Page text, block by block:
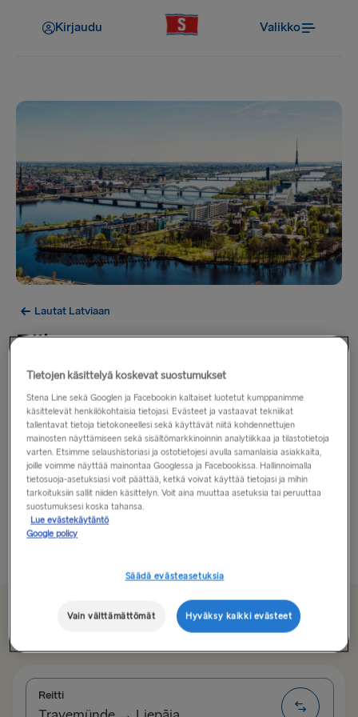
Kirjaudu Valikko
Lautat Latviaan
Riika
Riika on todella ainutlaatuinen paikka.
Puhuessaan Riiasta ihmiset eivät kuvaile sitä
pääkaupunkina vaan ”kruununjalokivenä”. Kaikki täällä
on omalla tasollaan: arkkitehtuuri, kulttuuri,
vieraanvaraisuus, vastaanotto! Tämä on vanha
kaupunki, jolla on nuori sielu, joten se on eloisa ja
täynnä seuraelämää...
Alkaen 135.00€
Reitti
Tietojen käsittelyä koskevat suostumukset
Stena Line sekä Googlen ja Facebookin kaltaiset luotetut kumppanimme
käsittelevät henkilökohtaisia tietojasi. Evästeet ja vastaavat tekniikat
tallentavat tietoja tietokoneellesi sekä käyttävät niitä kohdennettujen
mainosten näyttämiseen sekä sisältömarkkinoinnin analytiikkaa ja tilastotietoja
varten. Etsimme selaushistoriasi ja ostotietojesi avulla samanlaisia asiakkaita,
joille voimme näyttää mainontaa Googlessa ja Facebookissa. Hallinnoimalla
tietosuoja-asetuksiasi voit päättää, ketkä voivat käyttää tietojasi ja mihin
tarkoituksiin sallit niiden käsittelyn. Voit aina muuttaa asetuksia tai peruuttaa
suostumuksesi koska tahansa.
Lue evästekäytäntö
Google policy
Säädä evästeasetuksia
Vain välttämättömät Hyväksy kaikki evästeet